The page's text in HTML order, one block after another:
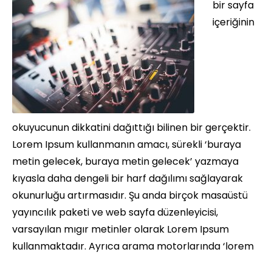
bir sayfa
içeriğinin
okuyucunun dikkatini dağıttığı bilinen bir gerçektir.
Lorem Ipsum kullanmanın amacı, sürekli ‘buraya
metin gelecek, buraya metin gelecek’ yazmaya
kıyasla daha dengeli bir harf dağılımı sağlayarak
okunurluğu artırmasıdır. Şu anda birçok masaüstü
yayıncılık paketi ve web sayfa düzenleyicisi,
varsayılan mıgır metinler olarak Lorem Ipsum
kullanmaktadır. Ayrıca arama motorlarında ‘lorem